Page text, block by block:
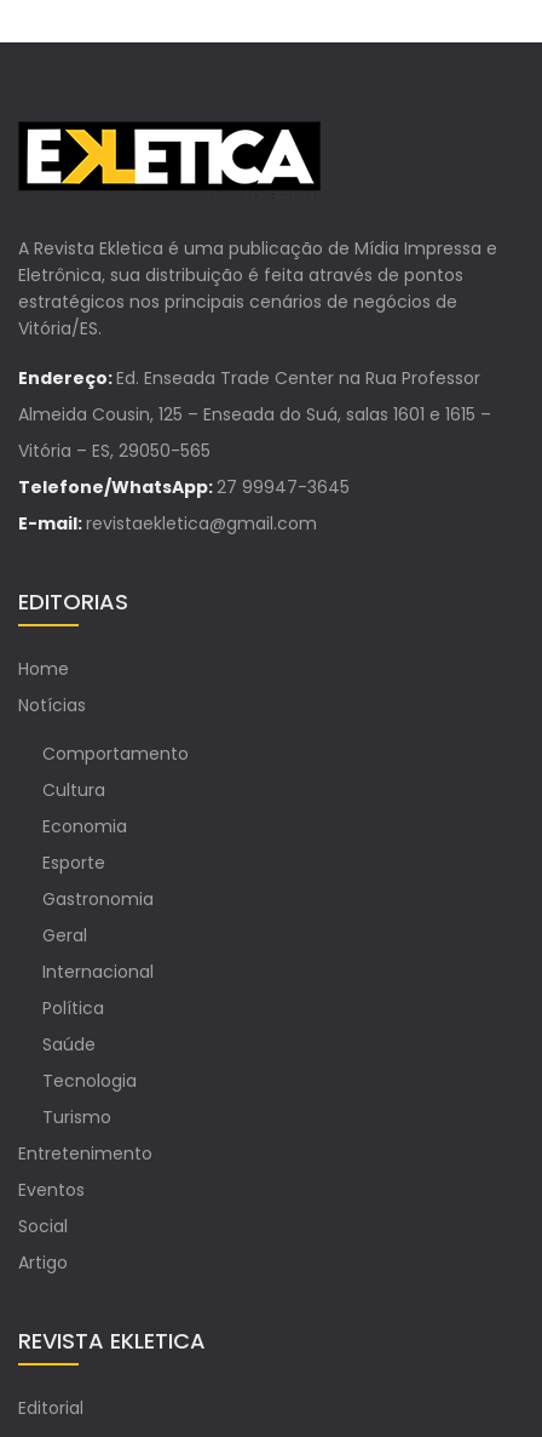
A Revista Ekletica é uma publicação de Mídia Impressa e
Eletrônica, sua distribuição é feita através de pontos
estratégicos nos principais cenários de negócios de
Vitória/ES.
Endereço:Ed. Enseada Trade Center na Rua Professor
Almeida Cousin, 125 – Enseada do Suá, salas 1601 e 1615 –
Vitória – ES, 29050-565
Telefone/WhatsApp:27 99947-3645
E-mail:revistaekletica@gmail.com
EDITORIAS
Home
Notícias
Comportamento
Cultura
Economia
Esporte
Gastronomia
Geral
Internacional
Política
Saúde
Tecnologia
Turismo
Entretenimento
Eventos
Social
Artigo
REVISTA EKLETICA
Editorial